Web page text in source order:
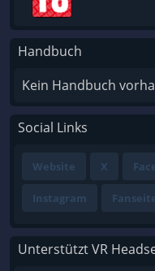
Handbuch
Kein Handbuch
Social Links
Website X
Instagram
Unterstützt VR